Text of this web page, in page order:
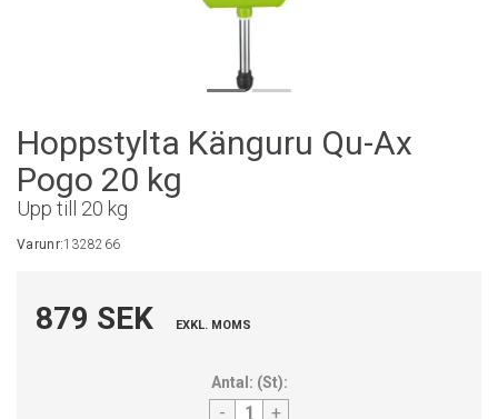
Hoppstylta Känguru Qu-Ax
Pogo 20 kg
Upp till 20 kg
Varunr:1328266
879 SEK EXKL. MOMS
Antal: (St):
- +